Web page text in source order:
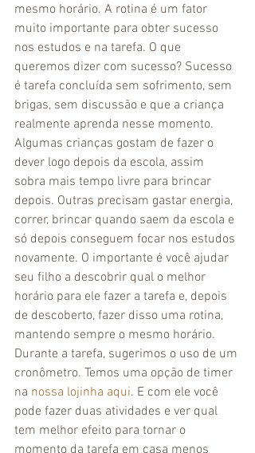
mesmo horário. A rotina é um fator
muito importante para obter sucesso
nos estudos e na tarefa. O que
queremos dizer com sucesso? Sucesso
é tarefa concluída sem sofrimento, sem
brigas, sem discussão e que a criança
realmente aprenda nesse momento.
Algumas crianças gostam de fazer o
dever logo depois da escola, assim
sobra mais tempo livre para brincar
depois. Outras precisam gastar energia,
correr, brincar quando saem da escola e
só depois conseguem focar nos estudos
novamente. O importante é você ajudar
seu filho a descobrir qual o melhor
horário para ele fazer a tarefa e, depois
de descoberto, fazer disso uma rotina,
mantendo sempre o mesmo horário.
Durante a tarefa, sugerimos o uso de um
cronômetro. Temos uma opção de timer
na nossa lojinha aqui. E com ele você
pode fazer duas atividades e ver qual
tem melhor efeito para tornar o
momento da tarefa em casa menos